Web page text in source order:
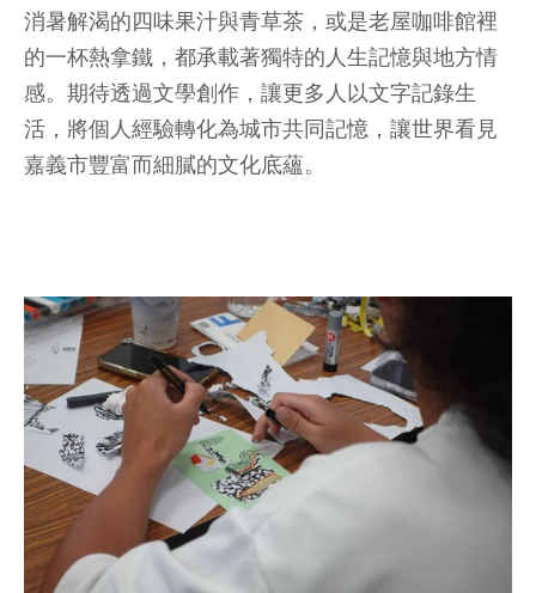
消暑解渴的四味果汁與青草茶，或是老屋咖啡館裡
的一杯熱拿鐵，都承載著獨特的人生記憶與地方情
感。期待透過文學創作，讓更多人以文字記錄生
活，將個人經驗轉化為城市共同記憶，讓世界看見
嘉義市豐富而細膩的文化底蘊。